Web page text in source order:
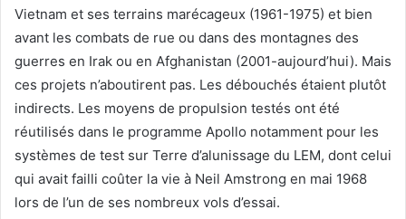
Vietnam et ses terrains marécageux (1961-1975) et bien
avant les combats de rue ou dans des montagnes des
guerres en Irak ou en Afghanistan (2001-aujourd’hui). Mais
ces projets n’aboutirent pas. Les débouchés étaient plutôt
indirects. Les moyens de propulsion testés ont été
réutilisés dans le programme Apollo notamment pour les
systèmes de test sur Terre d’alunissage du LEM, dont celui
qui avait failli coûter la vie à Neil Amstrong en mai 1968
lors de l’un de ses nombreux vols d’essai.